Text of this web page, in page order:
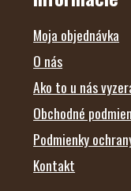
Moja objednávka
O nás
Ako to u nás
Obchodné
Podmienky
Kontakt